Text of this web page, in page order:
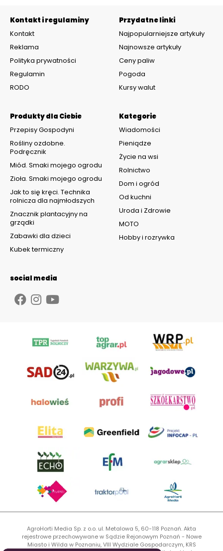
Kontakt i regulaminy
Kontakt
Reklama
Polityka prywatności
Regulamin
RODO
Kategorie
Wiadomości
Pieniądze
Życie na wsi
Rolnictwo
Dom i ogród
Od kuchni
Uroda i Zdrowie
MOTO
Hobby i rozrywka
Produkty dla Ciebie
Przepisy Gospodyni
Rośliny ozdobne.
Podręcznik
Miód. Smaki mojego ogrodu
Zioła. Smaki mojego ogrodu
Jak to się kręci. Technika
rolnicza dla najmłodszych
Znacznik plantacyjny na
grządki
Zabawki dla dzieci
Kubek termiczny
Przydatne linki
Najpopularniejsze artykuły
Najnowsze artykuły
Ceny paliw
Pogoda
Kursy walut
social media
AgroHorti Media Sp. z o.o. ul. Metalowa 5, 60-118 Poznań. Akta
rejestrowe przechowywane w Sądzie Rejonowym Poznań - Nowe
Miasto i Wilda w Poznaniu, VIII Wydziale Gospodarczym, KRS